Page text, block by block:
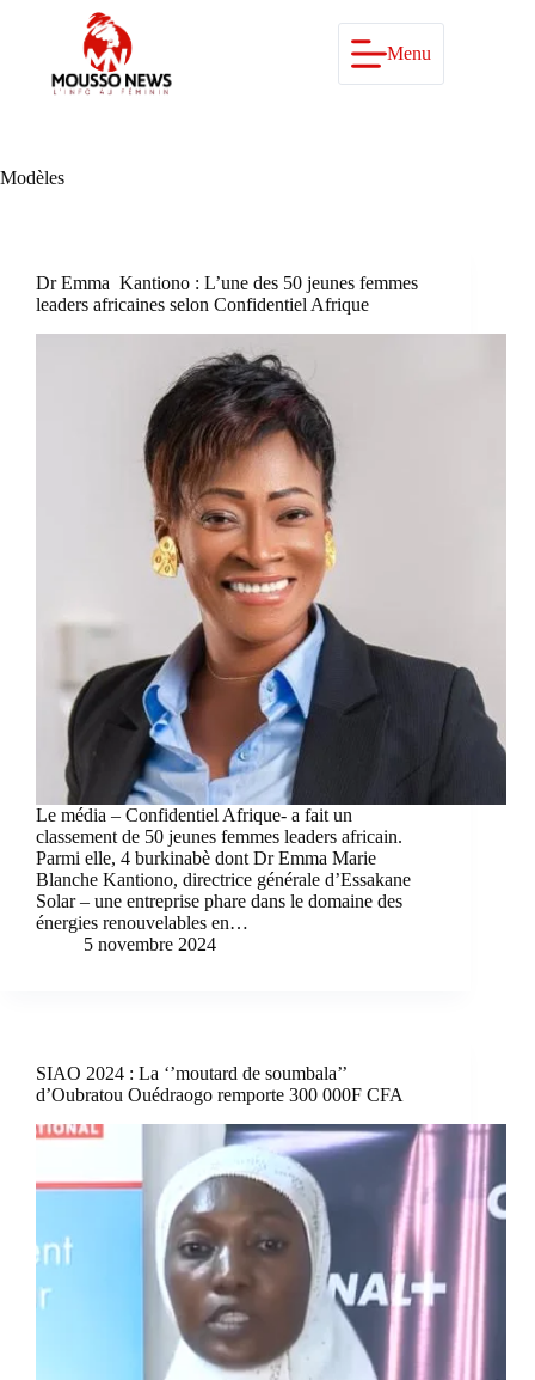
Menu
Modèles
Dr Emma Kantiono : L’une des 50 jeunes femmes
leaders africaines selon Confidentiel Afrique
Le média – Confidentiel Afrique- a fait un
classement de 50 jeunes femmes leaders africain.
Parmi elle, 4 burkinabè dont Dr Emma Marie
Blanche Kantiono, directrice générale d’Essakane
Solar – une entreprise phare dans le domaine des
énergies renouvelables en…
5 novembre 2024
SIAO 2024 : La ‘’moutard de soumbala’’
d’Oubratou Ouédraogo remporte 300 000F CFA